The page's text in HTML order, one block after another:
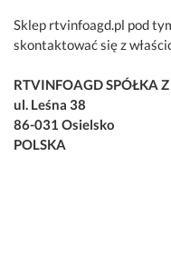
Sklep rtvinfoagd.pl pod
skontaktować się z
RTVINFOAGD SPÓŁKA
ul. Leśna 38
86-031 Osielsko
POLSKA